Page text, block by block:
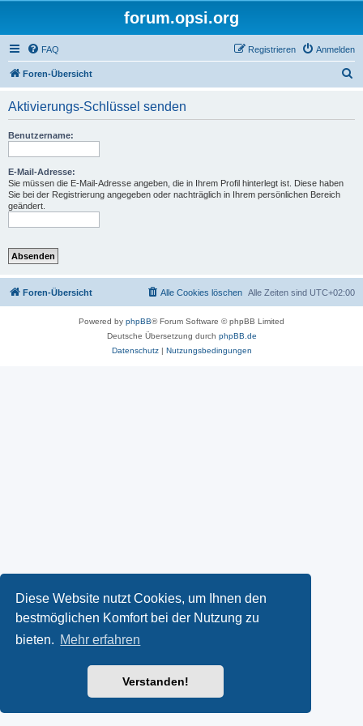
Diese Website nutzt Cookies, um Ihnen den
bestmöglichen Komfort bei der Nutzung zu
bieten. Mehr erfahren
Verstanden!
forum.opsi.org
FAQ Anmelden
Registrieren
Foren-Übersicht
Aktivierungs-Schlüssel senden
Benutzername:
E-Mail-Adresse:
Sie müssen die E-Mail-Adresse angeben, die in Ihrem Profil hinterlegt ist. Diese haben
Sie bei der Registrierung angegeben oder nachträglich in Ihrem persönlichen Bereich
geändert.
Foren-Übersicht Alle Zeiten sind UTC+02:00
Alle Cookies löschen
Powered by phpBB® Forum Software © phpBB Limited
Deutsche Übersetzung durch phpBB.de
Datenschutz| Nutzungsbedingungen